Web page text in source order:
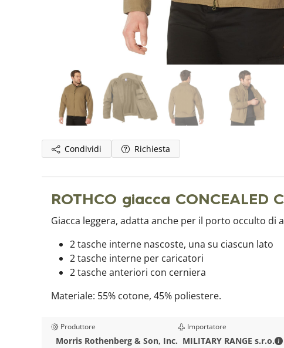
Condividi Richiesta
ROTHCO giacca CONCEALED
Giacca leggera, adatta anche per il porto occulto
2 tasche interne nascoste, una su ciascun lato
2 tasche interne per caricatori
2 tasche anteriori con cerniera
Materiale: 55% cotone, 45% poliestere.
Produttore
Morris Rothenberg & Son, Inc.
Importatore
MILITARY RANGE s.r.o.